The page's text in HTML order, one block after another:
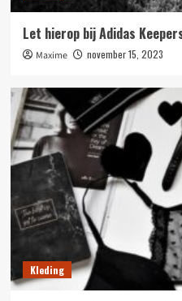
Let hierop bij Adidas
Maxime november 15, 2023
Kleding